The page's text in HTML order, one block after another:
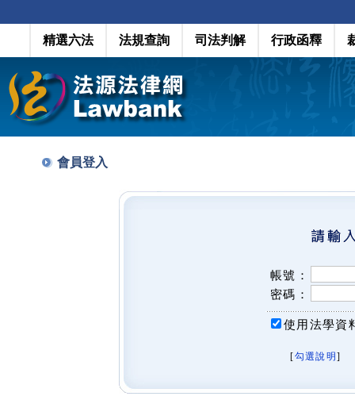
精選六法 法規查詢 司法判解 行政函釋
會員登入
帳號：
密碼：
使用法學資
[勾選說明 ]